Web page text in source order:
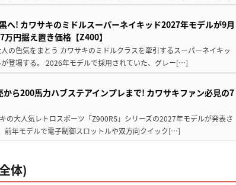
へ! カワサキのミドルスーパーネイキッド2027年モデルが9月
円据え置き価格【Z400】
の色気をまとう カワサキのミドルクラスを牽引するスーパーネイキッ
登場する。 2026年モデルで採用されていた、グレー[…]
から200馬力ハブステアインプレまで! カワサキファン必見の7
の大人気レトロスポーツ「Z900RS」シリーズの2027年モデルが発表さ
前年モデルで電子制御スロットルや双方向クイック[…]
体)